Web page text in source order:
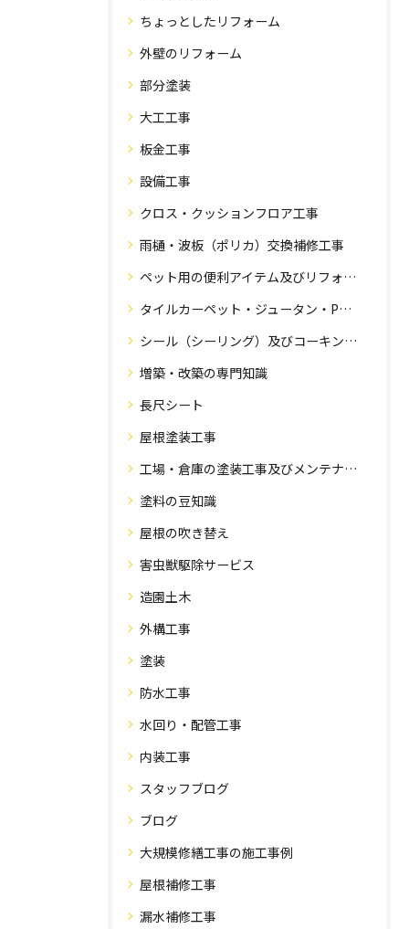
ちょっとしたリフォーム
外壁のリフォーム
部分塗装
大工工事
板金工事
設備工事
クロス・クッションフロア工事
雨樋・波板（ポリカ）交換補修工事
ペット用の便利アイテム及びリフォーム工事
タイルカーペット・ジュータン・Pタイル・床・フローリング工事
シール（シーリング）及びコーキング工事の専門知識
増築・改築の専門知識
長尺シート
屋根塗装工事
工場・倉庫の塗装工事及びメンテナンス
塗料の豆知識
屋根の吹き替え
害虫獣駆除サービス
造園土木
外構工事
塗装
防水工事
水回り・配管工事
内装工事
スタッフブログ
ブログ
大規模修繕工事の施工事例
屋根補修工事
漏水補修工事